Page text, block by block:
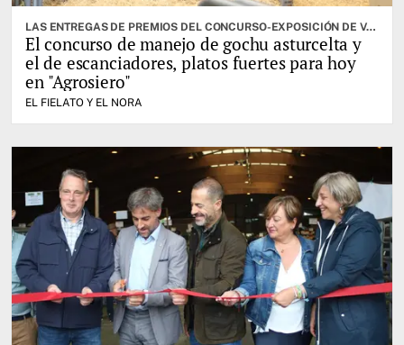
LAS ENTREGAS DE PREMIOS DEL CONCURSO-EXPOSICIÓN DE VACUNO SELECTO, OTRA DE LAS CITAS IMPORTANTES
El concurso de manejo de gochu asturcelta y
el de escanciadores, platos fuertes para hoy
en "Agrosiero"
EL FIELATO Y EL NORA